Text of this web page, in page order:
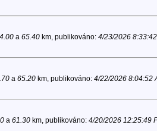
a 65.40km, publikováno: 4/23/2026
a 65.20km, publikováno: 4/22/2026 8:04:52
a 61.30km, publikováno: 4/20/2026 12:25:49